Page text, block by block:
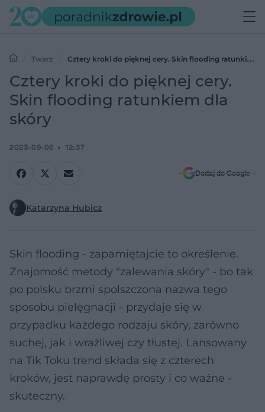
Twarz
Cztery kroki do pięknej cery. Skin flooding ratunkiem
dla skóry
Cztery kroki do pięknej cery.
Skin flooding ratunkiem dla
skóry
2023-09-06 12:37
Dodaj do Google
Katarzyna Hubicz
Skin flooding - zapamiętajcie to określenie.
Znajomość metody "zalewania skóry" - bo tak
po polsku brzmi spolszczona nazwa tego
sposobu pielęgnacji - przydaje się w
przypadku każdego rodzaju skóry, zarówno
suchej, jak i wrażliwej czy tłustej. Lansowany
na Tik Toku trend składa się z czterech
kroków, jest naprawdę prosty i co ważne -
skuteczny.